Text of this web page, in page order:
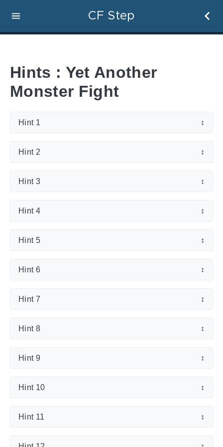
CF Step
Hints : Yet Another
Monster Fight
Hint 1 ↕
Hint 2 ↕
Hint 3 ↕
Hint 4 ↕
Hint 5 ↕
Hint 6 ↕
Hint 7 ↕
Hint 8 ↕
Hint 9 ↕
Hint 10 ↕
Hint 11 ↕